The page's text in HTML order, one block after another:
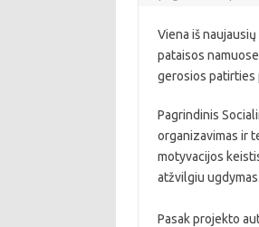
Viena iš
pataisos
gerosios patirties
Pagrindinis
organizavimas ir
motyvacijos
atžvilgiu ugdymas.
Pasak projekto